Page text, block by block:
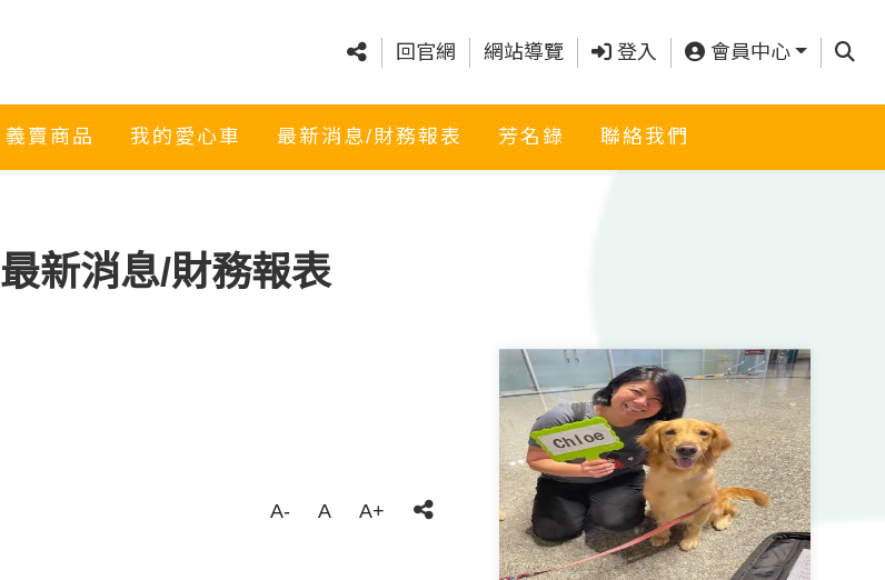
回官網 網站導覽 登入 會員中心 查詢
義賣商品 我的愛心車 最新消息/財務報表 芳名錄 聯絡我們
最新消息/財務報表
A-
A A+